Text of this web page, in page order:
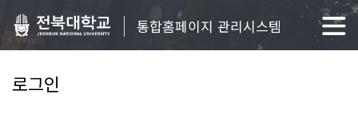
통합홈페이지 관리시스템
로그인